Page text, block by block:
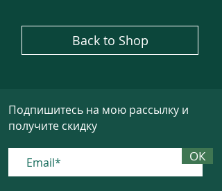
Back to Shop
Подпишитесь на мою рассылку и
получите скидку
ОК